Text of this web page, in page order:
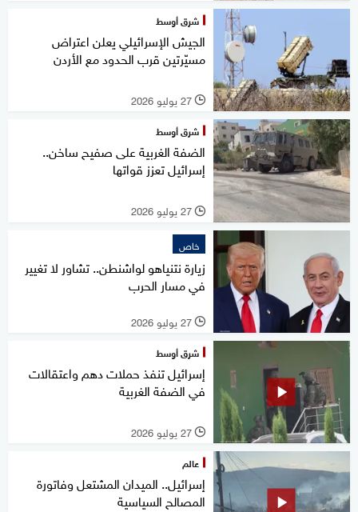
شرق أوسط
الجيش الإسرائيلي يعلن اعتراض
مسيّرتين قرب الحدود مع الأردن
l 27 يوليو 2026
شرق أوسط
الضفة الغربية على صفيح ساخن..
إسرائيل تعزز قواتها
l 27 يوليو 2026
خاص
زيارة نتنياهو لواشنطن.. تشاور لا تغيير
في مسار الحرب
l 27 يوليو 2026
شرق أوسط
إسرائيل تنفذ حملات دهم واعتقالات
في الضفة الغربية
l 27 يوليو 2026
عالم
إسرائيل.. الميدان المشتعل وفاتورة
المصالح السياسية